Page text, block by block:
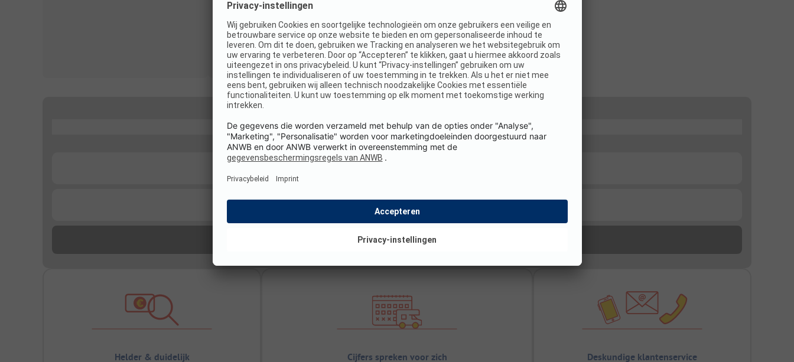
Helder & duidelijk Cijfers spreken voor zich Deskundige klantenservice